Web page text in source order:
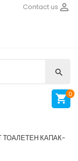

Contact us

 0
ТОАЛЕТЕН КАПАК-